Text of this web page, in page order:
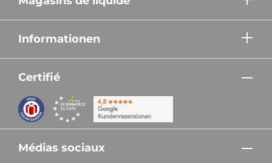
Informationen
Certifié
Médias sociaux